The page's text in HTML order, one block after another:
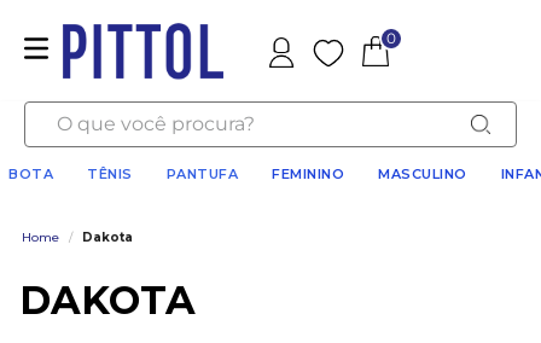
Favoritos
0
O que você procura?
BOTA TÊNIS PANTUFA FEMININO MASCULINO
Home / Dakota
DAKOTA